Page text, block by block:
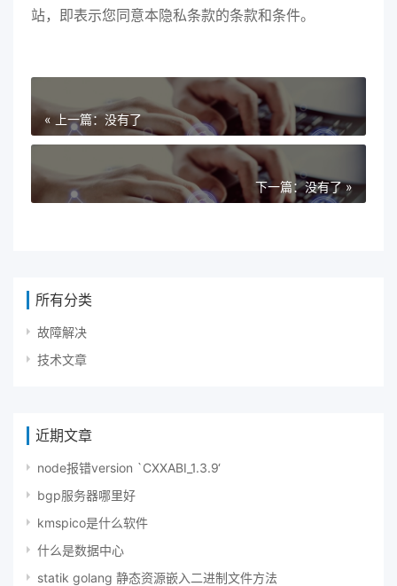
站，即表示您同意本隐私条款的条款和条件。
« 上一篇：没有了
下一篇：没有了 »
所有分类
故障解决
技术文章
近期文章
node报错version `CXXABI_1.3.9‘
bgp服务器哪里好
kmspico是什么软件
什么是数据中心
statik golang 静态资源嵌入二进制文件方法